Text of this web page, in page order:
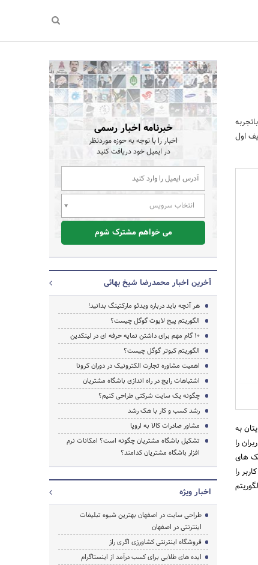
اول
به
را
های
را
خبرنامه اخبار رسمی
اخبار را با توجه به حوزه موردنظر
در ایمیل خود دریافت کنید
انتخاب سرویس
می خواهم مشترک شوم
آخرین اخبار محمدرضا شیخ بهائی
هر آنچه باید درباره ویدئو مارکتینگ بدانید!
الگوریتم پیج لایوت گوگل چیست؟
۱۰ گام مهم برای داشتن نمایه حرفه ای در لینکدین
الگوریتم کبوتر گوگل چیست؟
اهمیت مشاوره تجارت الکترونیک در دوران کرونا
اشتباهات رایج در راه اندازی باشگاه مشتریان
چگونه یک سایت شرکتی طراحی کنیم؟
رشد کسب و کار با هک رشد
مشاور صادرات کالا به اروپا
تشکیل باشگاه مشتریان چگونه است؟ امکانات نرم
افزار باشگاه مشتریان کدامند؟
اخبار ویژه
طراحی سایت در اصفهان بهترین شیوه تبلیغات
اینترنتی در اصفهان
فروشگاه اینترنتی کشاورزی اگری راز
ایده های طلایی برای کسب درآمد از اینستاگرام